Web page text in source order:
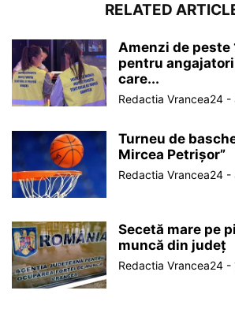
RELATED
Amenzi de peste
pentru
care...
Redactia Vrancea24 -
Turneu de
Mircea Petrișor”
Redactia Vrancea24 -
Secetă mare pe
muncă din județ
Redactia Vrancea24 -